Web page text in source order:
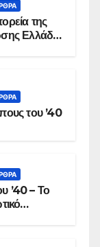
της
Ελλάδος
του ’40
’40 – Το